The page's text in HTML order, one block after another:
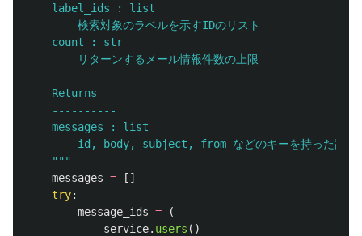
    label_ids : list
        検索対象のラベルを示すIDのリスト
    count : str
        リターンするメール情報件数の上限
    Returns
    ----------
    messages : list
id, body, subject, from などのキーを持った辞書
"""
messages =
[]
try:
message_ids =
(
service. users ()